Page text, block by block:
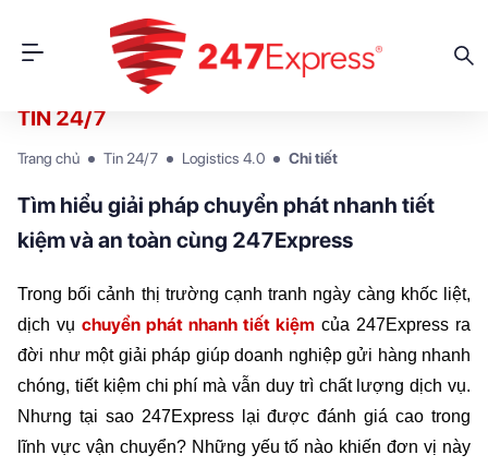
TIN 24/7
Trang chủ Tin 24/7 Logistics 4.0 Chi tiết
Tìm hiểu giải pháp chuyển phát nhanh tiết
kiệm và an toàn cùng 247Express
Trong bối cảnh thị trường cạnh tranh ngày càng khốc liệt,
dịch vụ chuyển phát nhanh tiết kiệm của 247Express ra
đời như một giải pháp giúp doanh nghiệp gửi hàng nhanh
chóng, tiết kiệm chi phí mà vẫn duy trì chất lượng dịch vụ.
Nhưng tại sao 247Express lại được đánh giá cao trong
lĩnh vực vận chuyển? Những yếu tố nào khiến đơn vị này